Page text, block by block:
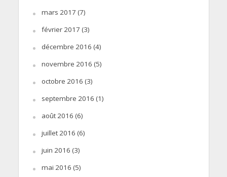
mars 2017 (7)
février 2017 (3)
décembre 2016 (4)
novembre 2016 (5)
octobre 2016 (3)
septembre 2016 (1)
août 2016 (6)
juillet 2016 (6)
juin 2016 (3)
mai 2016 (5)